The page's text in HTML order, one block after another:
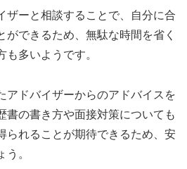
ザーと相談することで、自分に合
ができるため、無駄な時間を省く
も多いようです。
アドバイザーからのアドバイスを
書の書き方や面接対策についても
られることが期待できるため、安
。